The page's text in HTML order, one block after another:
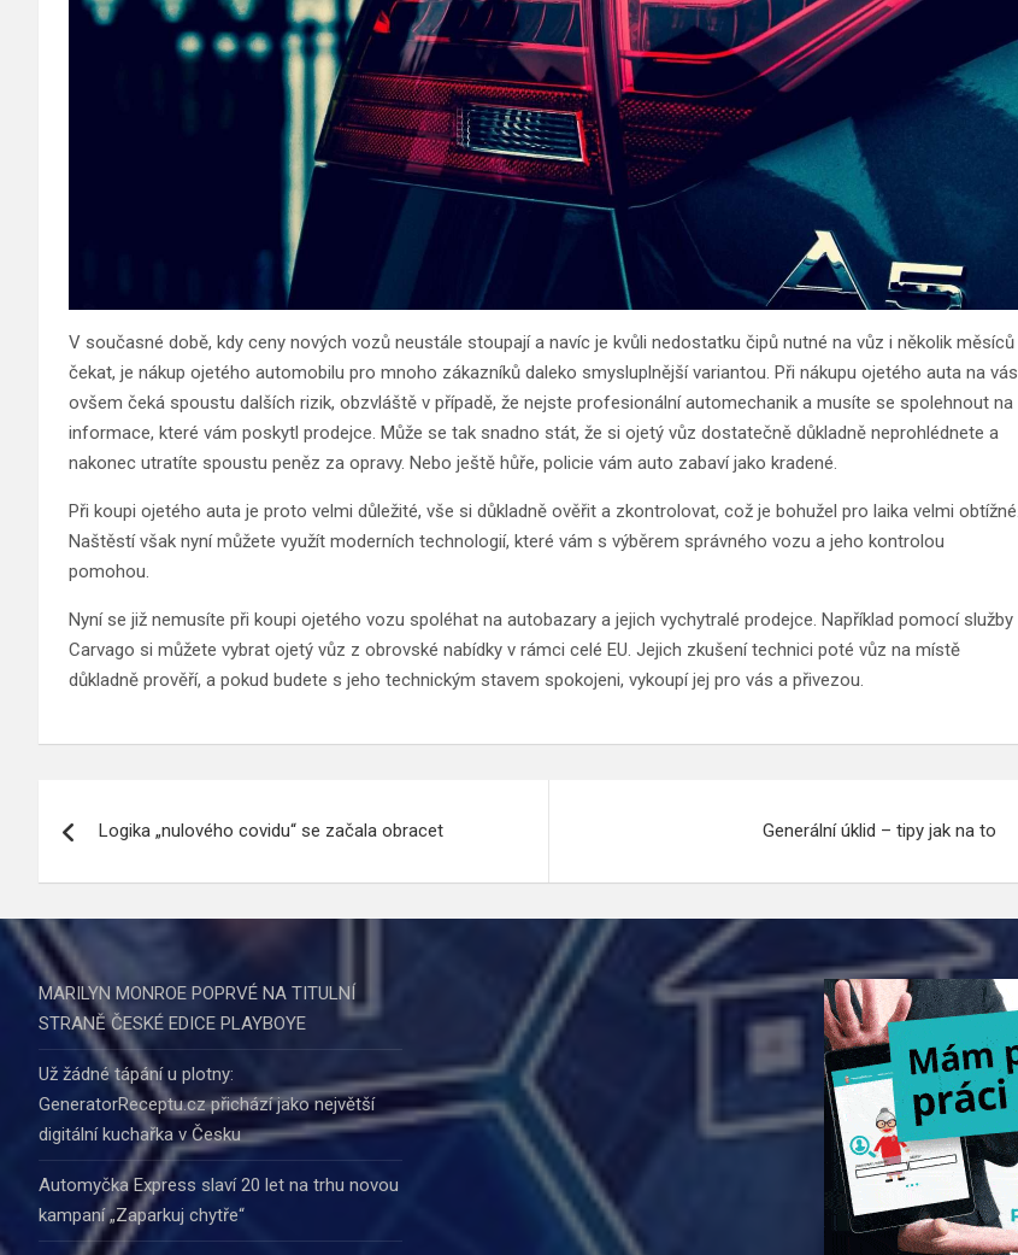
V současné době, kdy ceny nových vozů neustále stoupají a navíc je kvůli nedostatku čipů nutné na vůz i několik měsíců
čekat, je nákup ojetého automobilu pro mnoho zákazníků daleko smysluplnější variantou. Při nákupu ojetého auta na vás
ovšem čeká spoustu dalších rizik, obzvláště v případě, že nejste profesionální automechanik a musíte se spolehnout na
informace, které vám poskytl prodejce. Může se tak snadno stát, že si ojetý vůz dostatečně důkladně neprohlédnete a
nakonec utratíte spoustu peněz za opravy. Nebo ještě hůře, policie vám auto zabaví jako kradené.
Při koupi ojetého auta je proto velmi důležité, vše si důkladně ověřit a zkontrolovat, což je bohužel pro laika velmi obtížné.
Naštěstí však nyní můžete využít moderních technologií, které vám s výběrem správného vozu a jeho kontrolou
pomohou.
Nyní se již nemusíte při koupi ojetého vozu spoléhat na autobazary a jejich vychytralé prodejce. Například pomocí služby
Carvago si můžete vybrat ojetý vůz z obrovské nabídky v rámci celé EU. Jejich zkušení technici poté vůz na místě
důkladně prověří, a pokud budete s jeho technickým stavem spokojeni, vykoupí jej pro vás a přivezou.
pro
Logika „nulového covidu“ se začala obracet Generální úklid – tipy jak na to
MARILYN MONROE POPRVÉ NA TITULNÍ
STRANĚ ČESKÉ EDICE PLAYBOYE
Už žádné tápání u plotny:
GeneratorReceptu.cz přichází jako největší
digitální kuchařka v Česku
Automyčka Express slaví 20 let na trhu novou
kampaní „Zaparkuj chytře“